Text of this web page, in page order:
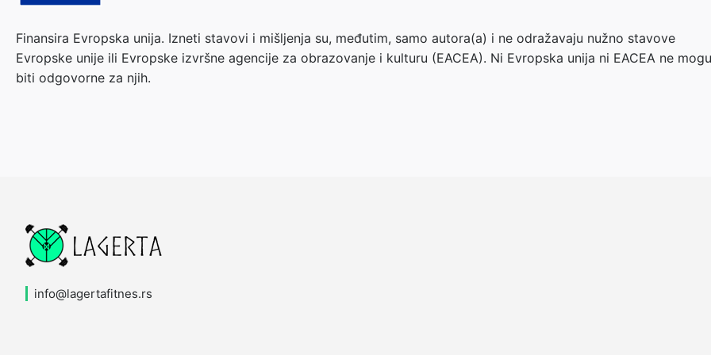
Finansira Evropska unija. Izneti stavovi i mišljenja su, međutim, samo autora(a) i ne odražavaju nužno stavove
Evropske unije ili Evropske izvršne agencije za obrazovanje i kulturu (EACEA). Ni Evropska unija ni EACEA ne mogu
biti odgovorne za njih.
info lagertafitnes.rs